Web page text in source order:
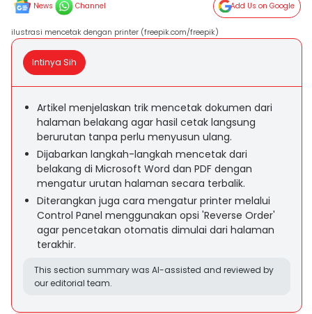
News Channel Add Us on Google
ilustrasi mencetak dengan printer (freepik.com/freepik)
Intinya Sih
Artikel menjelaskan trik mencetak dokumen dari
halaman belakang agar hasil cetak langsung
berurutan tanpa perlu menyusun ulang.
Dijabarkan langkah-langkah mencetak dari
belakang di Microsoft Word dan PDF dengan
mengatur urutan halaman secara terbalik.
Diterangkan juga cara mengatur printer melalui
Control Panel menggunakan opsi 'Reverse Order'
agar pencetakan otomatis dimulai dari halaman
terakhir.
This section summary was AI-assisted and reviewed by
our editorial team.